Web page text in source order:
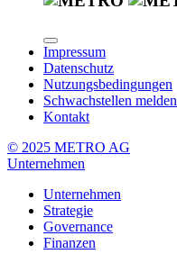
Impressum
Datenschutz
Nutzungsbedingungen
Schwachstellen melden
Kontakt
© 2025 METRO AG
Unternehmen
Unternehmen
Strategie
Governance
Finanzen